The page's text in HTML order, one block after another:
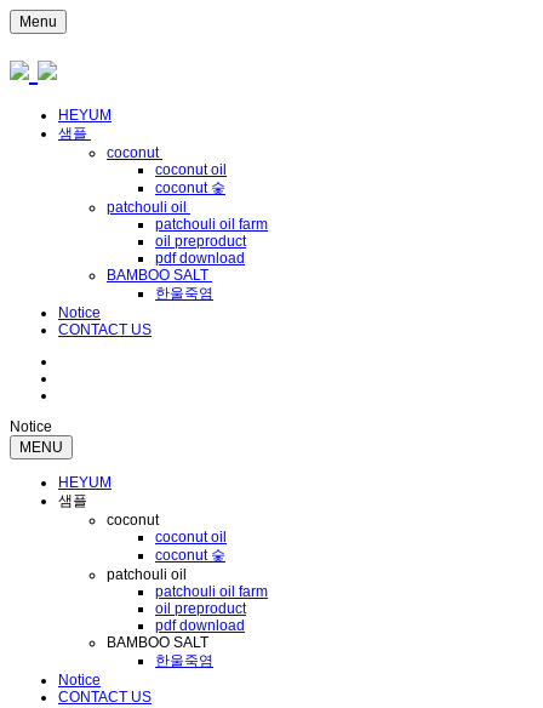
Menu
HEYUM
샘플
coconut
coconut oil
coconut 숯
patchouli oil
patchouli oil farm
oil preproduct
pdf download
BAMBOO SALT
한울죽염
Notice
CONTACT US
Notice
MENU
HEYUM
샘플
coconut
coconut oil
coconut 숯
patchouli oil
patchouli oil farm
oil preproduct
pdf download
BAMBOO SALT
한울죽염
Notice
CONTACT US